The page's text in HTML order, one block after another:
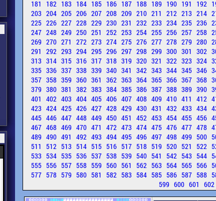
181
182 183 184 185 186 187 188 189 190 191 192
203 204 205 206 207 208 209 210 211 212 213 214
225 226 227 228 229 230 231 232 233 234 235 236
247 248 249 250 251 252 253 254 255 256 257 258
269 270 271 272 273 274 275 276 277 278 279 280
291 292 293 294 295 296 297 298 299 300 301 302
313 314 315 316 317 318 319 320 321 322 323 324
335 336 337 338 339 340 341 342 343 344 345 346
357 358 359 360 361 362 363 364 365 366 367 368
379 380 381 382 383 384 385 386 387 388 389 390
401 402 403 404 405 406 407 408 409 410 411 412
423 424 425 426 427 428 429 430 431 432 433 434
445 446 447 448 449 450 451 452 453 454 455 456
467 468 469 470 471 472 473 474 475 476 477 478
489 490 491 492 493 494 495 496 497 498 499 500
511 512 513 514 515 516 517 518 519 520 521 522
533 534 535 536 537 538 539 540 541 542 543 544
555 556 557 558 559 560 561 562 563 564 565 566
577 578 579 580 581 582 583 584 585 586 587 588
599 600 601 602